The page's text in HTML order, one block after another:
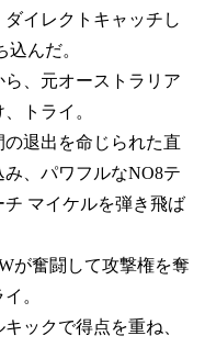
イレクトキャッチし
んだ。
、元オーストラリア
トライ。
退出を命じられた直
、パワフルなNO8テ
マイケルを弾き飛ば
が奮闘して攻撃権を奪
。
ックで得点を重ね、